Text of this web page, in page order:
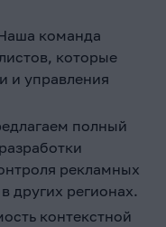
команда
которые
и управления
полный
рекламных
других регионах.
контекстной